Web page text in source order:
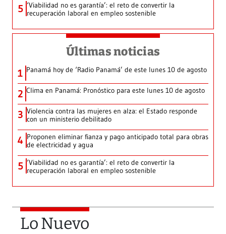
5 ‘Viabilidad no es garantía’: el reto de convertir la
recuperación laboral en empleo sostenible
Últimas noticias
1 Panamá hoy de ‘Radio Panamá’ de este lunes 10 de agosto
2 Clima en Panamá: Pronóstico para este lunes 10 de agosto
3 Violencia contra las mujeres en alza: el Estado responde
con un ministerio debilitado
4 Proponen eliminar fianza y pago anticipado total para obras
de electricidad y agua
5 ‘Viabilidad no es garantía’: el reto de convertir la
recuperación laboral en empleo sostenible
Lo Nuevo